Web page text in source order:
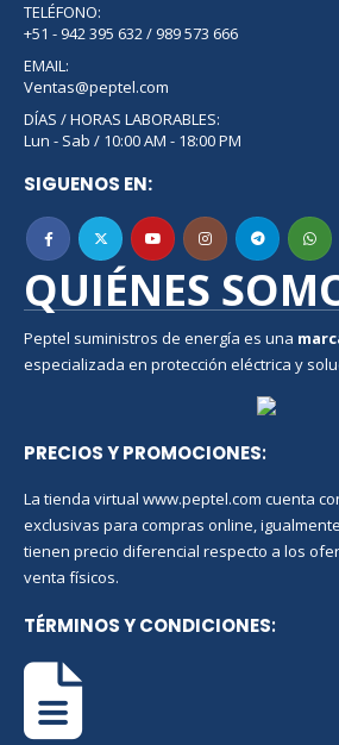
TELÉFONO:
+51 - 942 395 632 / 989 573 666
EMAIL:
Ventas@peptel.com
DÍAS / HORAS LABORABLES:
Lun - Sab / 10:00 AM - 18:00 PM
SIGUENOS EN:
QUIÉNES
Peptel suministros de energía es una
especializada en protección eléctrica y
PRECIOS Y PROMOCIONES:
La tienda virtual www.peptel.com cuenta
exclusivas para compras online,
tienen precio diferencial respecto a los
venta físicos.
TÉRMINOS Y CONDICIONES: